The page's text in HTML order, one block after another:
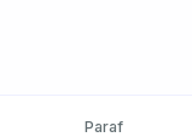
Paraf